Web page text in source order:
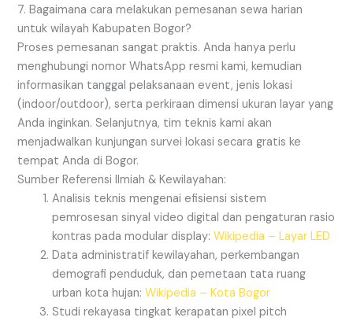
7. Bagaimana cara melakukan pemesanan sewa harian
untuk wilayah Kabupaten Bogor?
Proses pemesanan sangat praktis. Anda hanya perlu
menghubungi nomor WhatsApp resmi kami, kemudian
informasikan tanggal pelaksanaan event, jenis lokasi
(indoor/outdoor), serta perkiraan dimensi ukuran layar yang
Anda inginkan. Selanjutnya, tim teknis kami akan
menjadwalkan kunjungan survei lokasi secara gratis ke
tempat Anda di Bogor.
Sumber Referensi Ilmiah & Kewilayahan:
Analisis teknis mengenai efisiensi sistem
pemrosesan sinyal video digital dan pengaturan rasio
kontras pada modular display:Wikipedia – Layar LED
Data administratif kewilayahan, perkembangan
demografi penduduk, dan pemetaan tata ruang
urban kota hujan:Wikipedia – Kota Bogor
Studi rekayasa tingkat kerapatan pixel pitch